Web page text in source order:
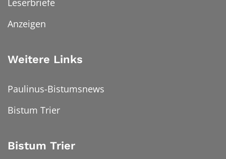
Anzeigen
Weitere Links
Paulinus-Bistumsnews
Bistum Trier
Bistum Trier